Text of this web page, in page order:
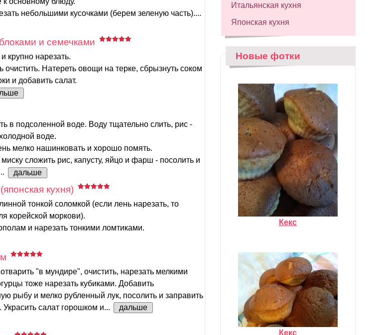
небольшими кусочками (берем зеленую часть)....
и семечками
крупно нарезать.
Натереть овощи на терке, сбрызнуть соком
и добавить салат.
в подсоленной воде. Воду тщательно слить, рис -
воде.
мелко нашинковать и хорошо помять.
сложить рис, капусту, яйцо и фарш - посолить и
дальше
кухня)
тонкой соломкой (если лень нарезать, то
корейской моркови).
и нарезать тонкими ломтиками.
"в мундире", очистить, нарезать мелкими
тоже нарезать кубиками. Добавить
рыбу и мелко рубленный лук, посолить и заправить
салат горошком и...
дальше
Итальянская кухня
Японская кухня
Новые фотки
Кекс
Кекс